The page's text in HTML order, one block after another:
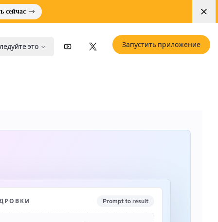
сейчас
это YouTubeX (Twitter)
Запустить приложение
Prompt to result